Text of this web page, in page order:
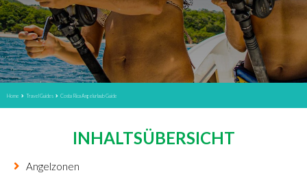
Home Travel Guides Costa Rica Angelurlaub Guide
INHALTSÜBERSICHT
Angelzonen